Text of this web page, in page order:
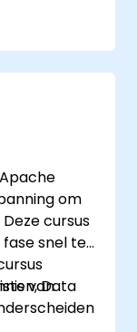
evenals
gebruikt.
andere
om
cursus
snel te
vanData